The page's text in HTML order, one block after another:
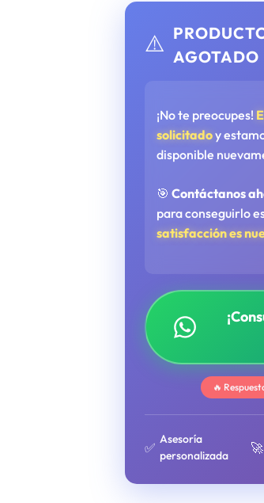
⚠️ AGOTADO
¡No te preocupes!
solicitadoy
disponible
🎯Contáctanos
para conseguirlo
satisfacción es
🔥
✅
Asesoría
personalizada
🚀